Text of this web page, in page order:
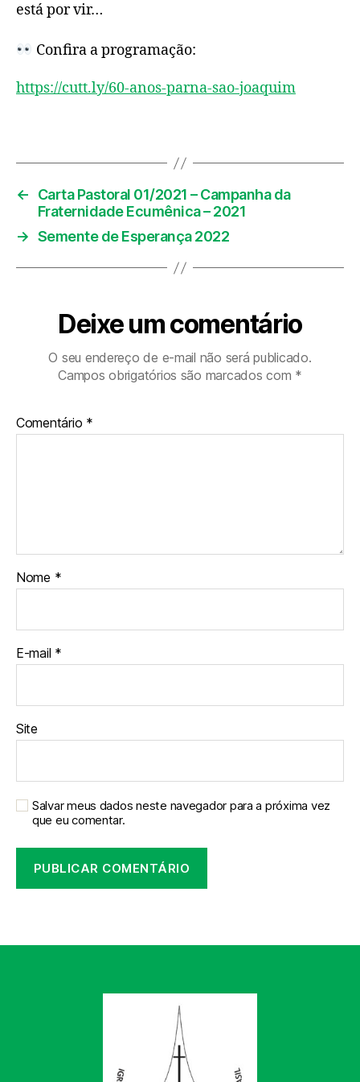
está por vir…
Confira a programação:
https://cutt.ly/60-anos-parna-sao-joaquim
←
Carta Pastoral 01/2021 – Campanha da
Fraternidade Ecumênica – 2021
→ Semente de Esperança 2022
Deixe um comentário
O seu endereço de e-mail não será publicado.
Campos obrigatórios são marcados com *
Comentário *
Nome *
E-mail *
Site
Salvar meus dados neste navegador para a próxima vez
que eu comentar.